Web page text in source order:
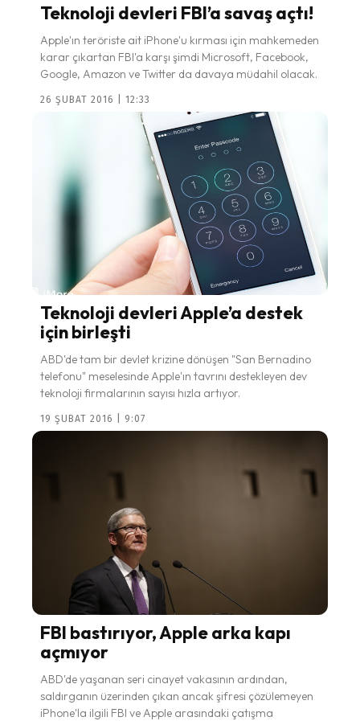
Teknoloji devleri FBI’a savaş açtı!
Apple'ın teröriste ait iPhone'u kırması için mahkemeden
karar çıkartan FBI'a karşı şimdi Microsoft, Facebook,
Google, Amazon ve Twitter da davaya müdahil olacak.
26 ŞUBAT 2016 | 12:33
Teknoloji devleri Apple’a destek
için birleşti
ABD'de tam bir devlet krizine dönüşen "San Bernadino
telefonu" meselesinde Apple'ın tavrını destekleyen dev
teknoloji firmalarının sayısı hızla artıyor.
19 ŞUBAT 2016 | 9:07
FBI bastırıyor, Apple arka kapı
açmıyor
ABD'de yaşanan seri cinayet vakasının ardından,
saldırganın üzerinden çıkan ancak şifresi çözülemeyen
iPhone'la ilgili FBI ve Apple arasındaki çatışma